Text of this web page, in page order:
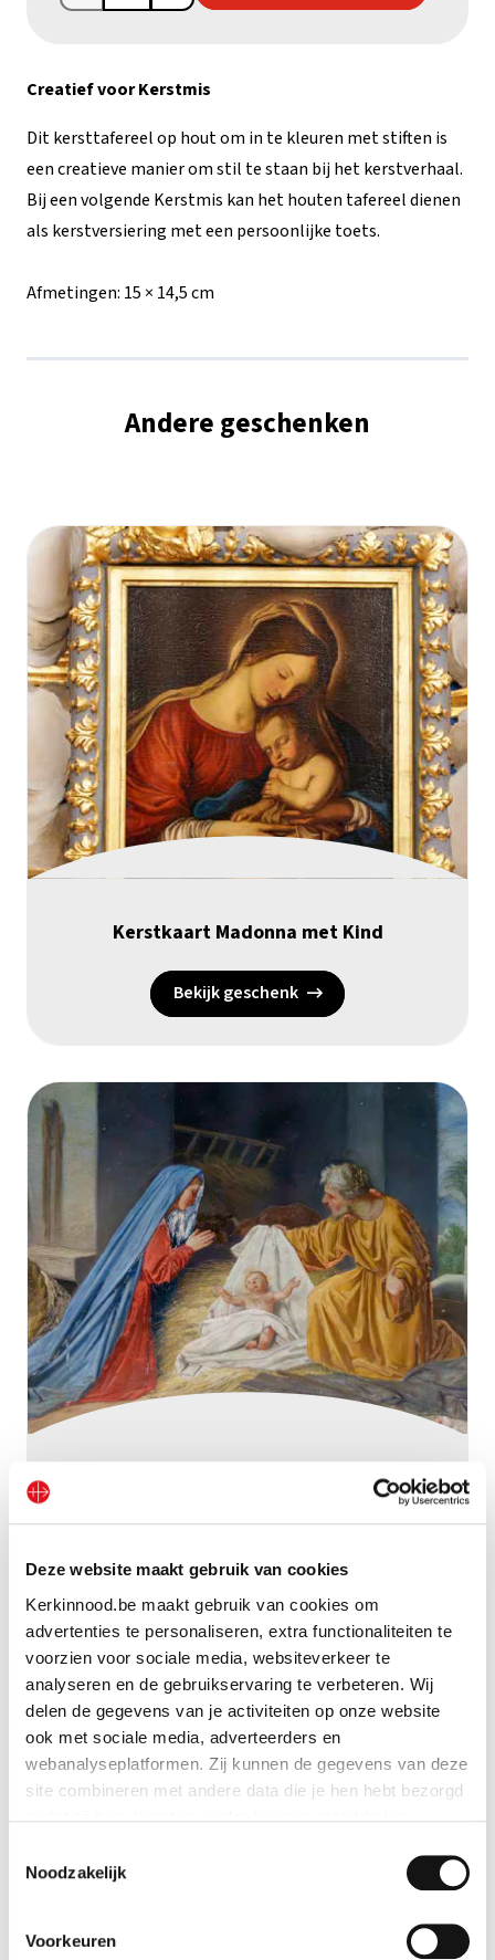
Deze website maakt gebruik van cookies
Kerkinnood.be maakt gebruik van cookies om
advertenties te personaliseren, extra functionaliteiten te
voorzien voor sociale media, websiteverkeer te
analyseren en de gebruikservaring te verbeteren. Wij
delen de gegevens van je activiteiten op onze website
ook met sociale media, adverteerders en
webanalyseplatformen. Zij kunnen de gegevens van deze
site combineren met andere data die je hen hebt bezorgd
Indien je dat toestaat, kunnen wij of onze partners onder
Informatie verzamelen over je geografische locatie
Noodzakelijk
Voorkeuren
te
kleuren
stiften
Creatief voor Kerstmis
Dit kersttafereel op hout om in te kleuren met stiften is
een creatieve manier om stil te staan bij het kerstverhaal.
Bij een volgende Kerstmis kan het houten tafereel dienen
als kerstversiering met een persoonlijke toets.
Afmetingen: 15 × 14,5 cm
Andere geschenken
Kerstkaart Madonna met Kind
Bekijk geschenk